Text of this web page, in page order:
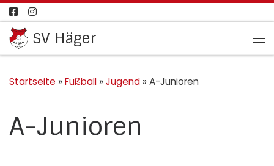
Zum Inhalt springen
SV Häger
Startseite » Fußball » Jugend » A-Junioren
A-Junioren